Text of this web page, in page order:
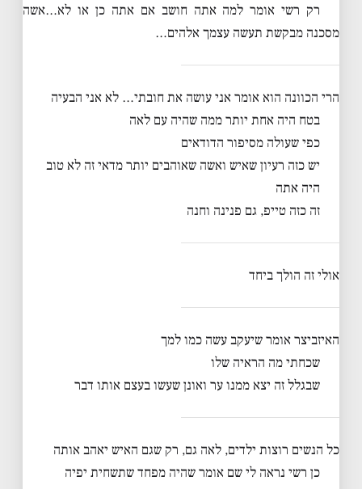
רק רשי אומר למה אתה חושב אם אתה כן או לא…אשה
מסכנה מבקשת תעשה עצמך אלהים…
הרי הכוונה הוא אומר אני עושה את חובתי… לא אני הבעיה
בטח היה אחת יותר ממה שהיה עם לאה
כפי שעולה מסיפור הדודאים
יש כזה רעיון שאיש ואשה שאוהבים יותר מדאי זה לא טוב
היה אתה
זה כזה טייפ, גם פנינה וחנה
אולי זה הולך ביחד
האיזביצר אומר שיעקב עשה כמו למך
שכחתי מה הראיה שלו
שבגלל זה יצא ממנו ער ואונן שעשו בעצם אותו דבר
כל הנשים רוצות ילדים, לאה גם, רק שגם האיש יאהב אותה
כן רשי נראה לי שם אומר שהיה מפחד שתשחית יפיה